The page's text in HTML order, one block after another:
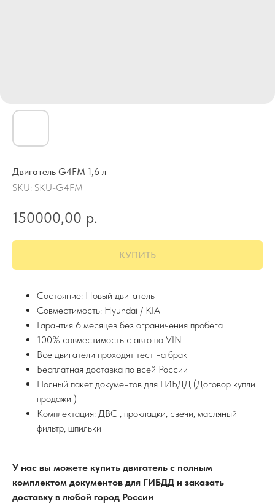
Двигатель G4FM 1,6 л
SKU: SKU-G4FM
150000,00 р.
КУПИТЬ
Состояние: Новый двигатель
Совместимость: Hyundai / KIA
Гарантия 6 месяцев без ограничения пробега
100% совместимость с авто по VIN
Все двигатели проходят тест на брак
Бесплатная доставка по всей России
Полный пакет документов для ГИБДД (Договор купли
продажи )
Комплектация: ДВС , прокладки, свечи, масляный
фильтр, шпильки
У нас вы можете купить двигатель с полным
комплектом документов для ГИБДД и заказать
доставку в любой город России